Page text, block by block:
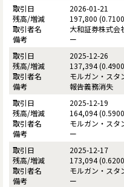
2026-01-21
197,800
大和証券株式会
ー
2025-12-26
137,394
モルガン・スタ
報告義務消失
2025-12-19
164,094
モルガン・スタ
ー
2025-12-17
173,094
モルガン・スタ
ー